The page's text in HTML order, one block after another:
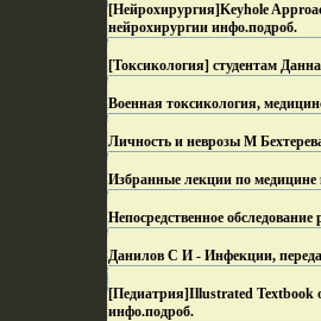
[Нейрохирургия]Keyhole
нейрохирургии инфо.подроб.
[Токсикология] студентам
Военная токсикология,
Личность и неврозы М
Избранные лекции по медицине
Непосредственное
Данилов С И - Инфекции,
[Педиатрия]Illustrated Textbook
инфо.подроб.